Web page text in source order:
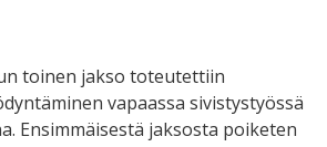
toinen jakso toteutettiin
vapaassa sivistystyössä
Ensimmäisestä jaksosta poiketen